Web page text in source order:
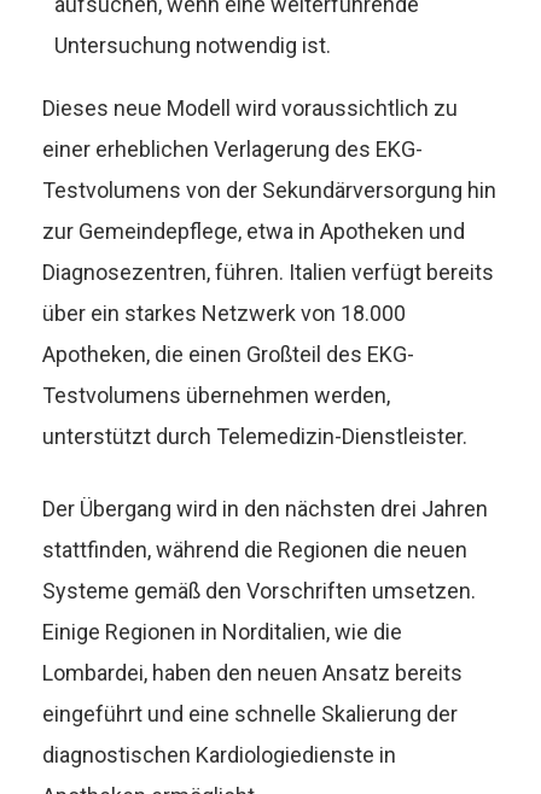
Untersuchung notwendig ist.
Dieses neue Modell wird voraussichtlich zu
einer erheblichen Verlagerung des EKG-
Testvolumens von der Sekundärversorgung hin
zur Gemeindepflege, etwa in Apotheken und
Diagnosezentren, führen. Italien verfügt bereits
über ein starkes Netzwerk von 18.000
Apotheken, die einen Großteil des EKG-
Testvolumens übernehmen werden,
unterstützt durch Telemedizin-Dienstleister.
Der Übergang wird in den nächsten drei Jahren
stattfinden, während die Regionen die neuen
Systeme gemäß den Vorschriften umsetzen.
Einige Regionen in Norditalien, wie die
Lombardei, haben den neuen Ansatz bereits
eingeführt und eine schnelle Skalierung der
diagnostischen Kardiologiedienste in